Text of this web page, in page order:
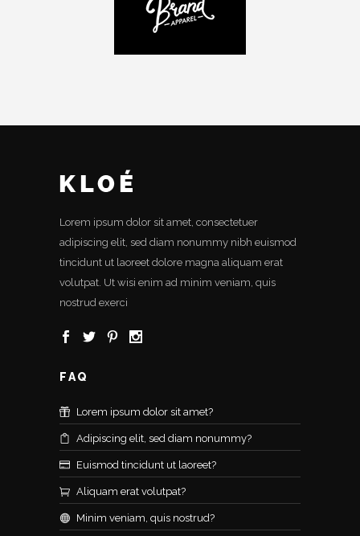
Lorem ipsum dolor sit amet, consectetuer
adipiscing elit, sed diam nonummy nibh euismod
tincidunt ut laoreet dolore magna aliquam erat
volutpat. Ut wisi enim ad minim veniam, quis
nostrud exerci
FAQ
Lorem ipsum dolor sit amet?
Adipiscing elit, sed diam nonummy?
Euismod tincidunt ut laoreet?
Aliquam erat volutpat?
Minim veniam, quis nostrud?